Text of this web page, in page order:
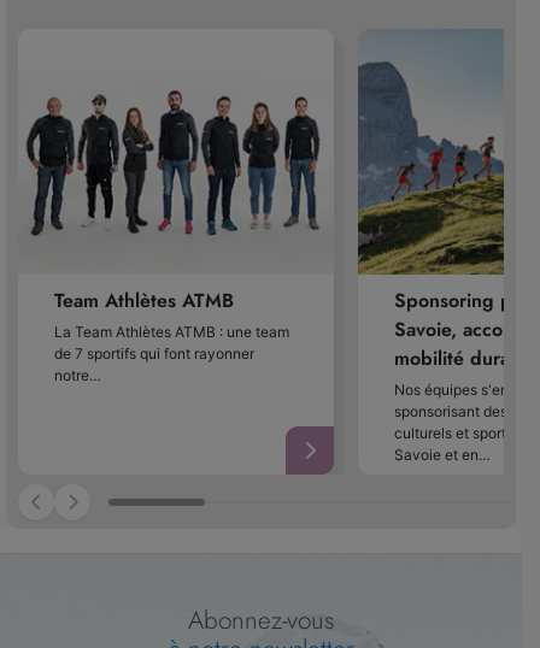
Team Athlètes ATMB
La Team Athlètes ATMB : une team
de 7 sportifs qui font rayonner
notre…
Sponsoring
Savoie,
mobilité durable
Nos équipes
sponsorisant des
culturels et sportifs
Savoie et en…
Abonnez-vous